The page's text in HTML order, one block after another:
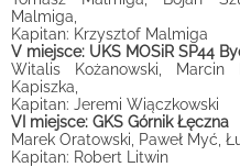
Malmiga,
Kapitan: Krzysztof Malmiga
V miejsce: UKS MOSiR SP44
Witalis Kożanowski, Marcin
Kapiszka,
Kapitan: Jeremi Wiączkowski
VI miejsce: GKS Górnik Łęczna
Marek Oratowski, Paweł Myć,
Kapitan: Robert Litwin